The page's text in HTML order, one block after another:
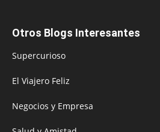
Otros Blogs Interesantes
Supercurioso
El Viajero Feliz
Negocios y Empresa